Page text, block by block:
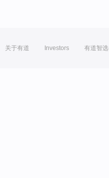
关于有道 Investors 有道智选